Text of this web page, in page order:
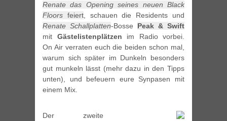
Renate das Opening seines neuen Black
Floors feiert, schauen die Residents und
Renate Schallplatten-Bosse Peak & Swift
mit Gästelistenplätzen im Radio vorbei.
On Air verraten euch die beiden schon mal,
warum sich später im Dunkeln besonders
gut munkeln lässt (mehr dazu in den Tipps
unten), und befeuern eure Synpasen mit
einem Mix.
Der zweite